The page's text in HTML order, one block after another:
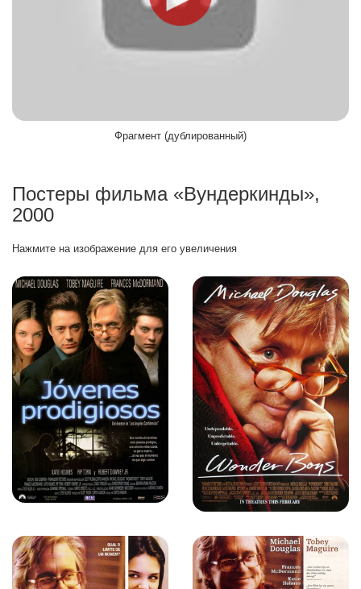
Фрагмент (дублированный)
Постеры фильма «Вундеркинды»,
2000
Нажмите на изображение для его увеличения